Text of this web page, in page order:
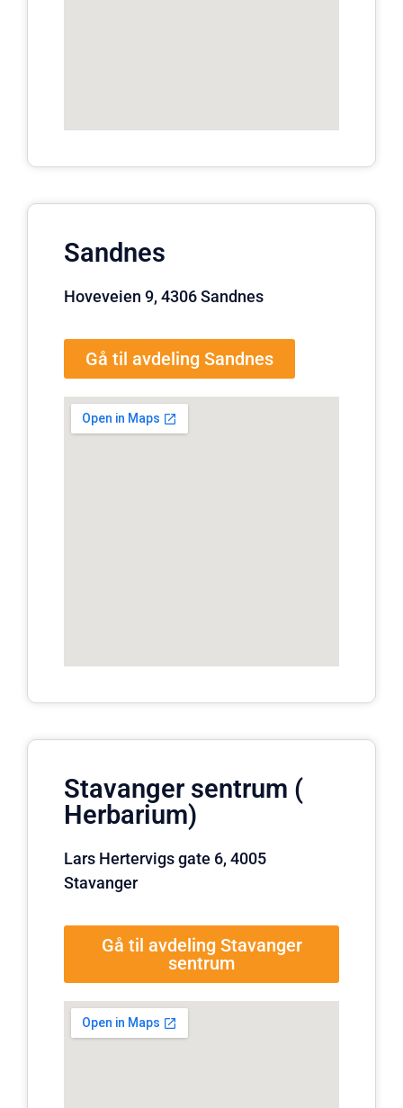
Sandnes
Hoveveien 9, 4306 Sandnes
Gå til avdeling Sandnes
Stavanger sentrum (
Herbarium)
Lars Hertervigs gate 6, 4005
Stavanger
Gå til avdeling Stavanger
sentrum